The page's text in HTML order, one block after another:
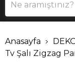
Anasayfa
Tv Şalı Zigzag